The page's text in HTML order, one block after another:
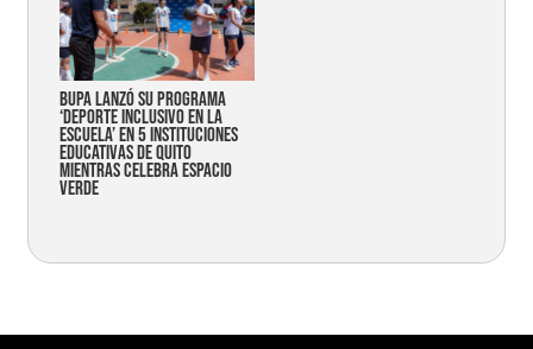
Bupa lanzó su programa
‘Deporte Inclusivo en la
Escuela’ en 5 instituciones
educativas de Quito
mientras celebra espacio
verde